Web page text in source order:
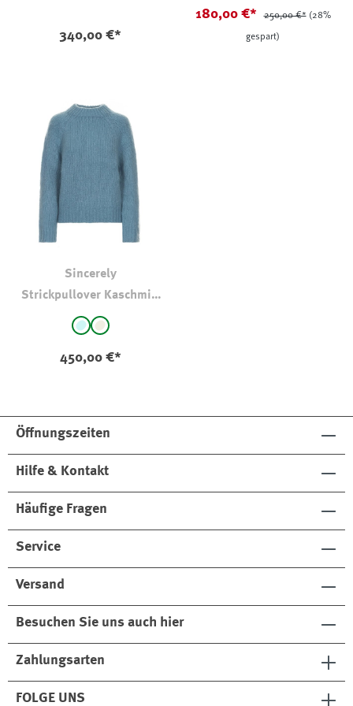
340,00 €*
180,00 €* 250,00 €* (28%
gespart)
Sincerely
Strickpullover Kaschmir-
auswählen
hellbleu
natur
450,00 €*
Öffnungszeiten
Hilfe & Kontakt
Häufige Fragen
Service
Versand
Besuchen Sie uns auch hier
Zahlungsarten
FOLGE UNS